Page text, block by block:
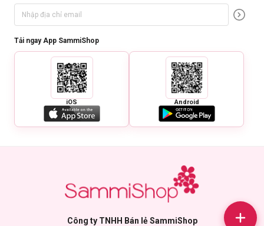
Tải ngay App SammiShop
iOS Android
Công ty TNHH Bán lẻ SammiShop